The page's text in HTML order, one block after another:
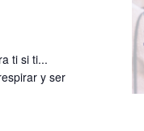
ti si ti...
y ser